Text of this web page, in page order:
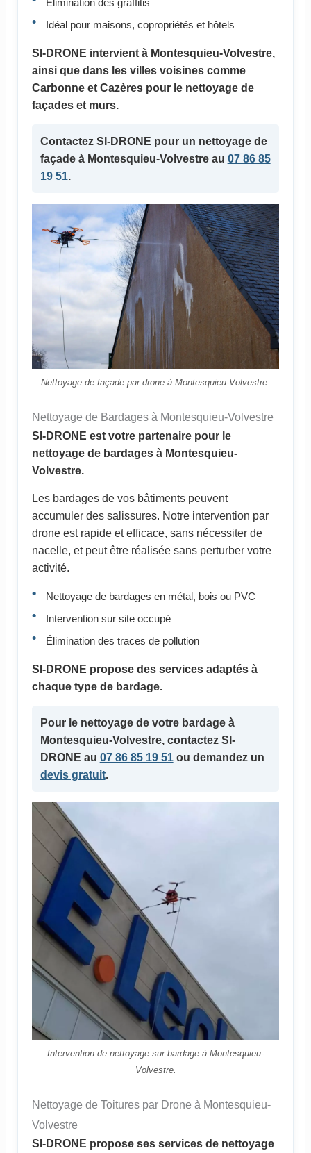
Élimination des graffitis
Idéal pour maisons, copropriétés et hôtels
SI-DRONE intervient à Montesquieu-Volvestre,
ainsi que dans les villes voisines comme
Carbonne et Cazères pour le nettoyage de
façades et murs.
Contactez SI-DRONE pour un nettoyage de
façade à Montesquieu-Volvestre au 07 86 85
19 51.
Nettoyage de façade par drone à Montesquieu-Volvestre.
Nettoyage de Bardages à Montesquieu-Volvestre
SI-DRONE est votre partenaire pour le
nettoyage de bardages à Montesquieu-
Volvestre.
Les bardages de vos bâtiments peuvent
accumuler des salissures. Notre intervention par
drone est rapide et efficace, sans nécessiter de
nacelle, et peut être réalisée sans perturber votre
activité.
Nettoyage de bardages en métal, bois ou PVC
Intervention sur site occupé
Élimination des traces de pollution
SI-DRONE propose des services adaptés à
chaque type de bardage.
Pour le nettoyage de votre bardage à
Montesquieu-Volvestre, contactez SI-
DRONE au 07 86 85 19 51ou demandez un
devis gratuit.
Intervention de nettoyage sur bardage à Montesquieu-
Volvestre.
Nettoyage de Toitures par Drone à Montesquieu-
Volvestre
SI-DRONE propose ses services de nettoyage